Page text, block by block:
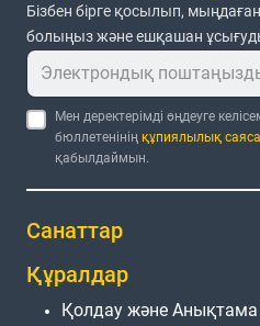
Бізбен бірге қосылып,
болыңыз және ешқашан
Мен деректерімді өңдеуге
бюллетенінің құпиялылық
қабылдаймын.
Санаттар
Құралдар
Қолдау және Анықтама